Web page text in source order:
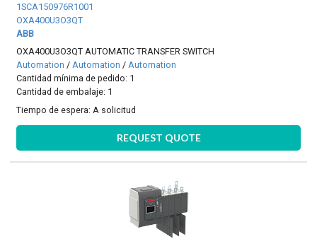
1SCA150976R1001
OXA400U3O3QT
ABB
OXA400U3O3QT AUTOMATIC TRANSFER SWITCH
Automation /Automation /Automation
Cantidad mínima de pedido: 1
Cantidad de embalaje: 1
Tiempo de espera: A solicitud
REQUEST QUOTE